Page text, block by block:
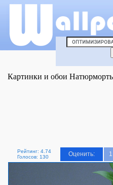
Картинки и обои
Рейтинг: 4.74
Голосов: 130
Оценить: 1